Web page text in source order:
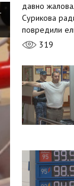
давно
Сурикова
повредили
319